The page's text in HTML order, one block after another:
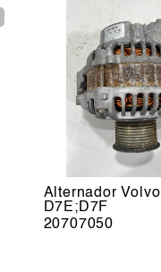
Alternador Volvo
D7E;D7F
20707050